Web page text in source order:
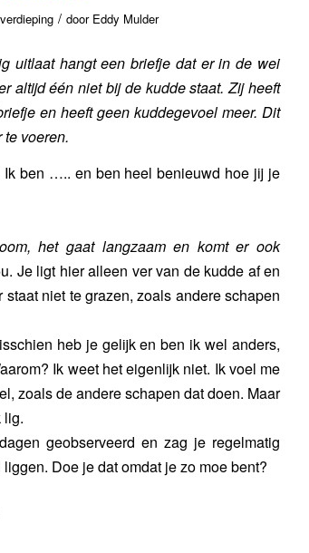
verdieping / door Eddy Mulder
uitlaat hangt een briefje dat er in de wei
altijd één niet bij de kudde staat. Zij heeft
en heeft geen kuddegevoel meer. Dit
voeren.
ben ….. en ben heel benieuwd hoe jij je
het gaat langzaam en komt er ook
Je ligt hier alleen ver van de kudde af en
niet te grazen, zoals andere schapen
heb je gelijk en ben ik wel anders,
Ik weet het eigenlijk niet. Ik voel me
zoals de andere schapen dat doen. Maar
lig.
geobserveerd en zag je regelmatig
Doe je dat omdat je zo moe bent?